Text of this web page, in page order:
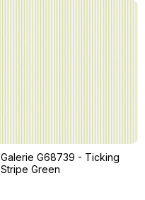
Galerie G68739 - Ticking
Stripe Green